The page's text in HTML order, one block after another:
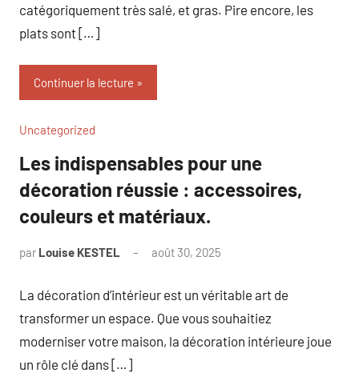
catégoriquement très salé, et gras. Pire encore, les
plats sont […]
Continuer la lecture
Uncategorized
Les indispensables pour une
décoration réussie : accessoires,
couleurs et matériaux.
par Louise KESTEL août 30, 2025
La décoration d’intérieur est un véritable art de
transformer un espace. Que vous souhaitiez
moderniser votre maison, la décoration intérieure joue
un rôle clé dans […]